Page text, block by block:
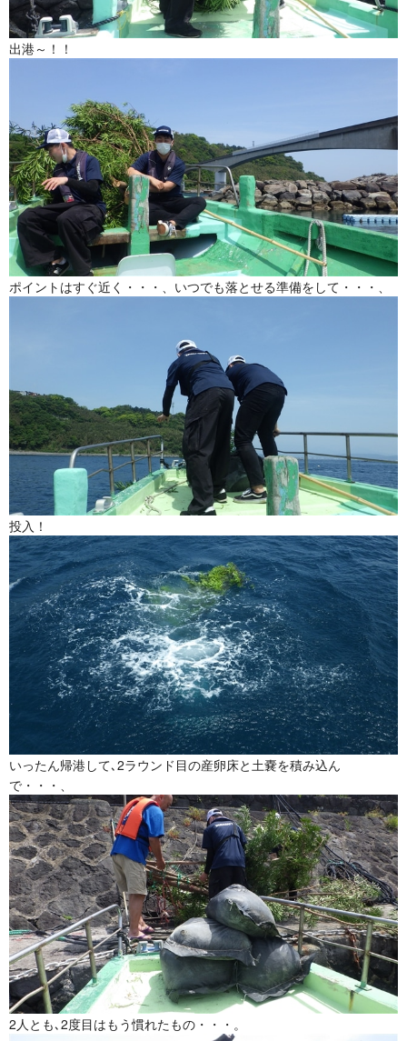
出港～！！
ポイントはすぐ近く・・・、いつでも落とせる準備をして・・・、
投入！
いったん帰港して､2ラウンド目の産卵床と土嚢を積み込ん
で・・・、
2人とも､2度目はもう慣れたもの・・・。